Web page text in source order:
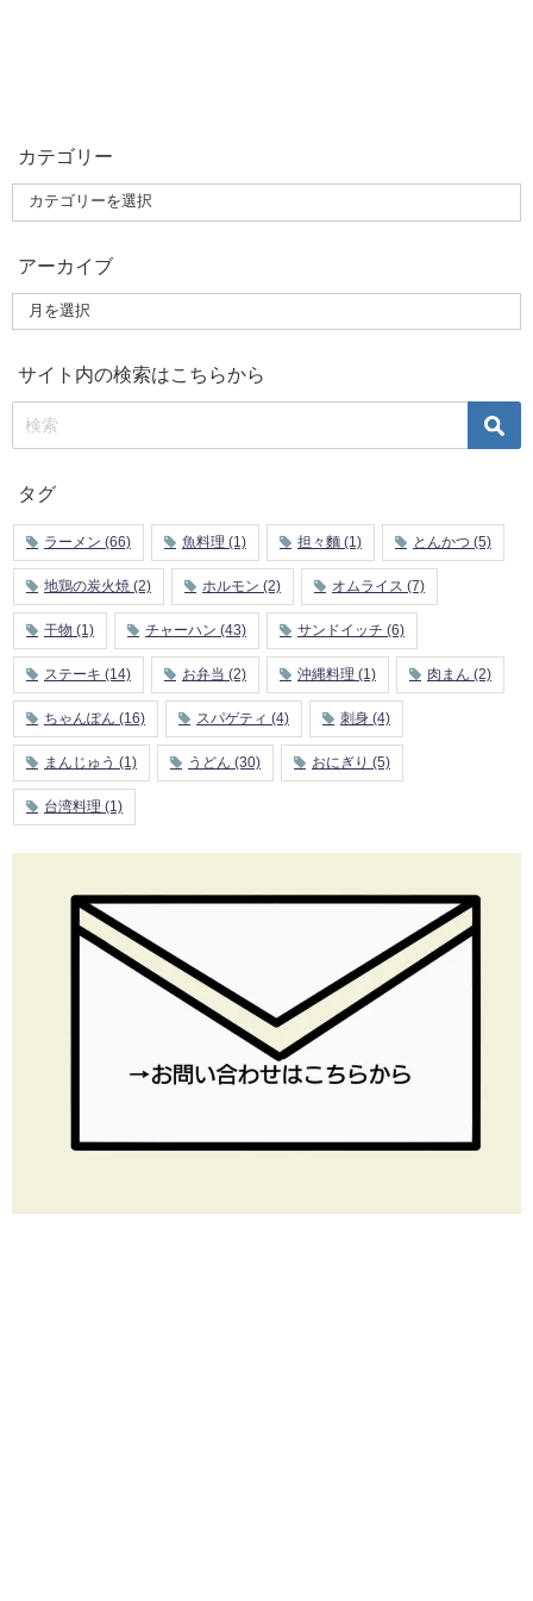
カテゴリー
アーカイブ
サイト内の検索はこちらから
タグ
ラーメン (66) 魚料理 (1) 担々麵 (1) とんかつ (5)
地鶏の炭火焼 (2) ホルモン (2) オムライス (7)
干物 (1) チャーハン (43) サンドイッチ (6)
ステーキ (14) お弁当 (2) 沖縄料理 (1) 肉まん (2)
ちゃんぽん (16) スパゲティ (4) 刺身 (4)
まんじゅう (1) うどん (30) おにぎり (5)
台湾料理 (1)